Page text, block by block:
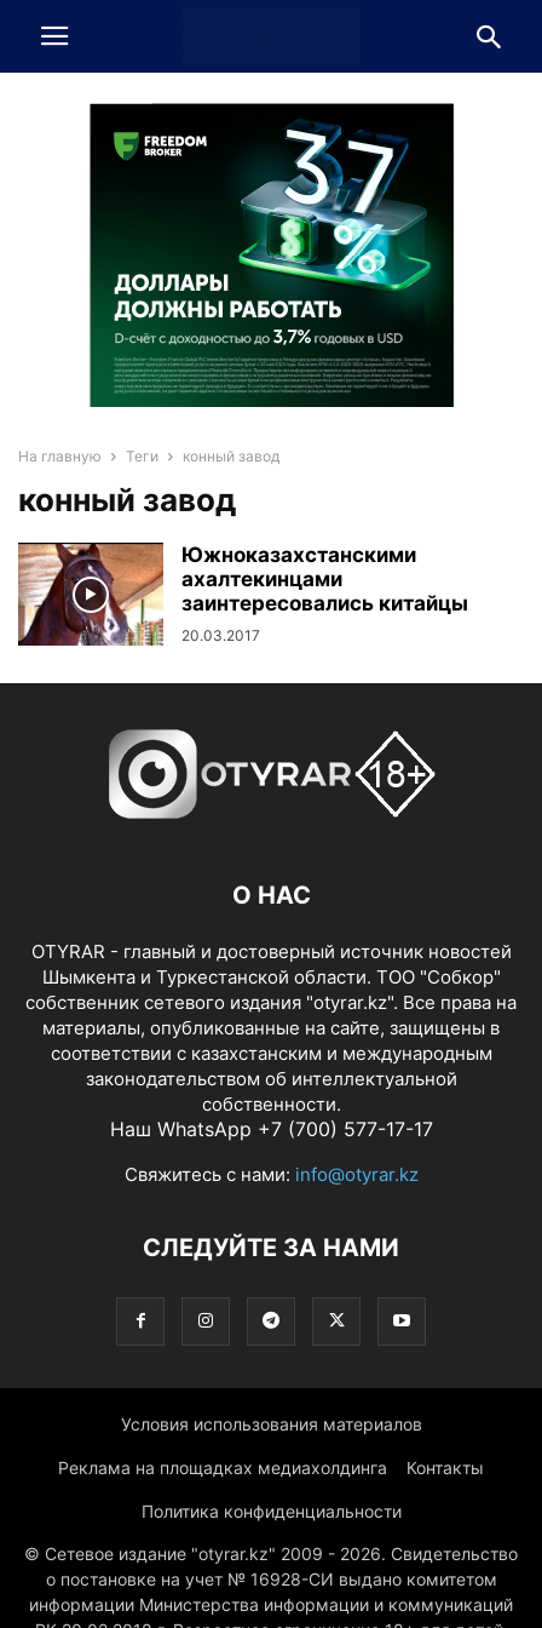
На главную Теги конный завод
конный завод
Южноказахстанскими
ахалтекинцами
заинтересовались китайцы
20.03.2017
О НАС
OTYRAR - главный и достоверный источник новостей
Шымкента и Туркестанской области. ТОО "Собкор"
собственник сетевого издания "otyrar.kz". Все права на
материалы, опубликованные на сайте, защищены в
соответствии с казахстанским и международным
законодательством об интеллектуальной
собственности.
Наш WhatsApp +7 (700) 577-17-17
Свяжитесь с нами: info@otyrar.kz
СЛЕДУЙТЕ ЗА НАМИ
Условия использования материалов
Реклама на площадках медиахолдинга Контакты
Политика конфиденциальности
© Сетевое издание "otyrar.kz" 2009 - 2026. Свидетельство
о постановке на учет № 16928-СИ выдано комитетом
информации Министерства информации и коммуникаций